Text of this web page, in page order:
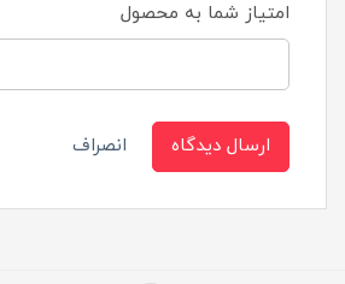
امتیاز شما به محصول
ارسال دیدگاه انصراف